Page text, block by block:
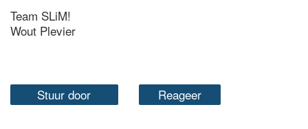
Team SLiM!
Wout Plevier
Stuur door Reageer